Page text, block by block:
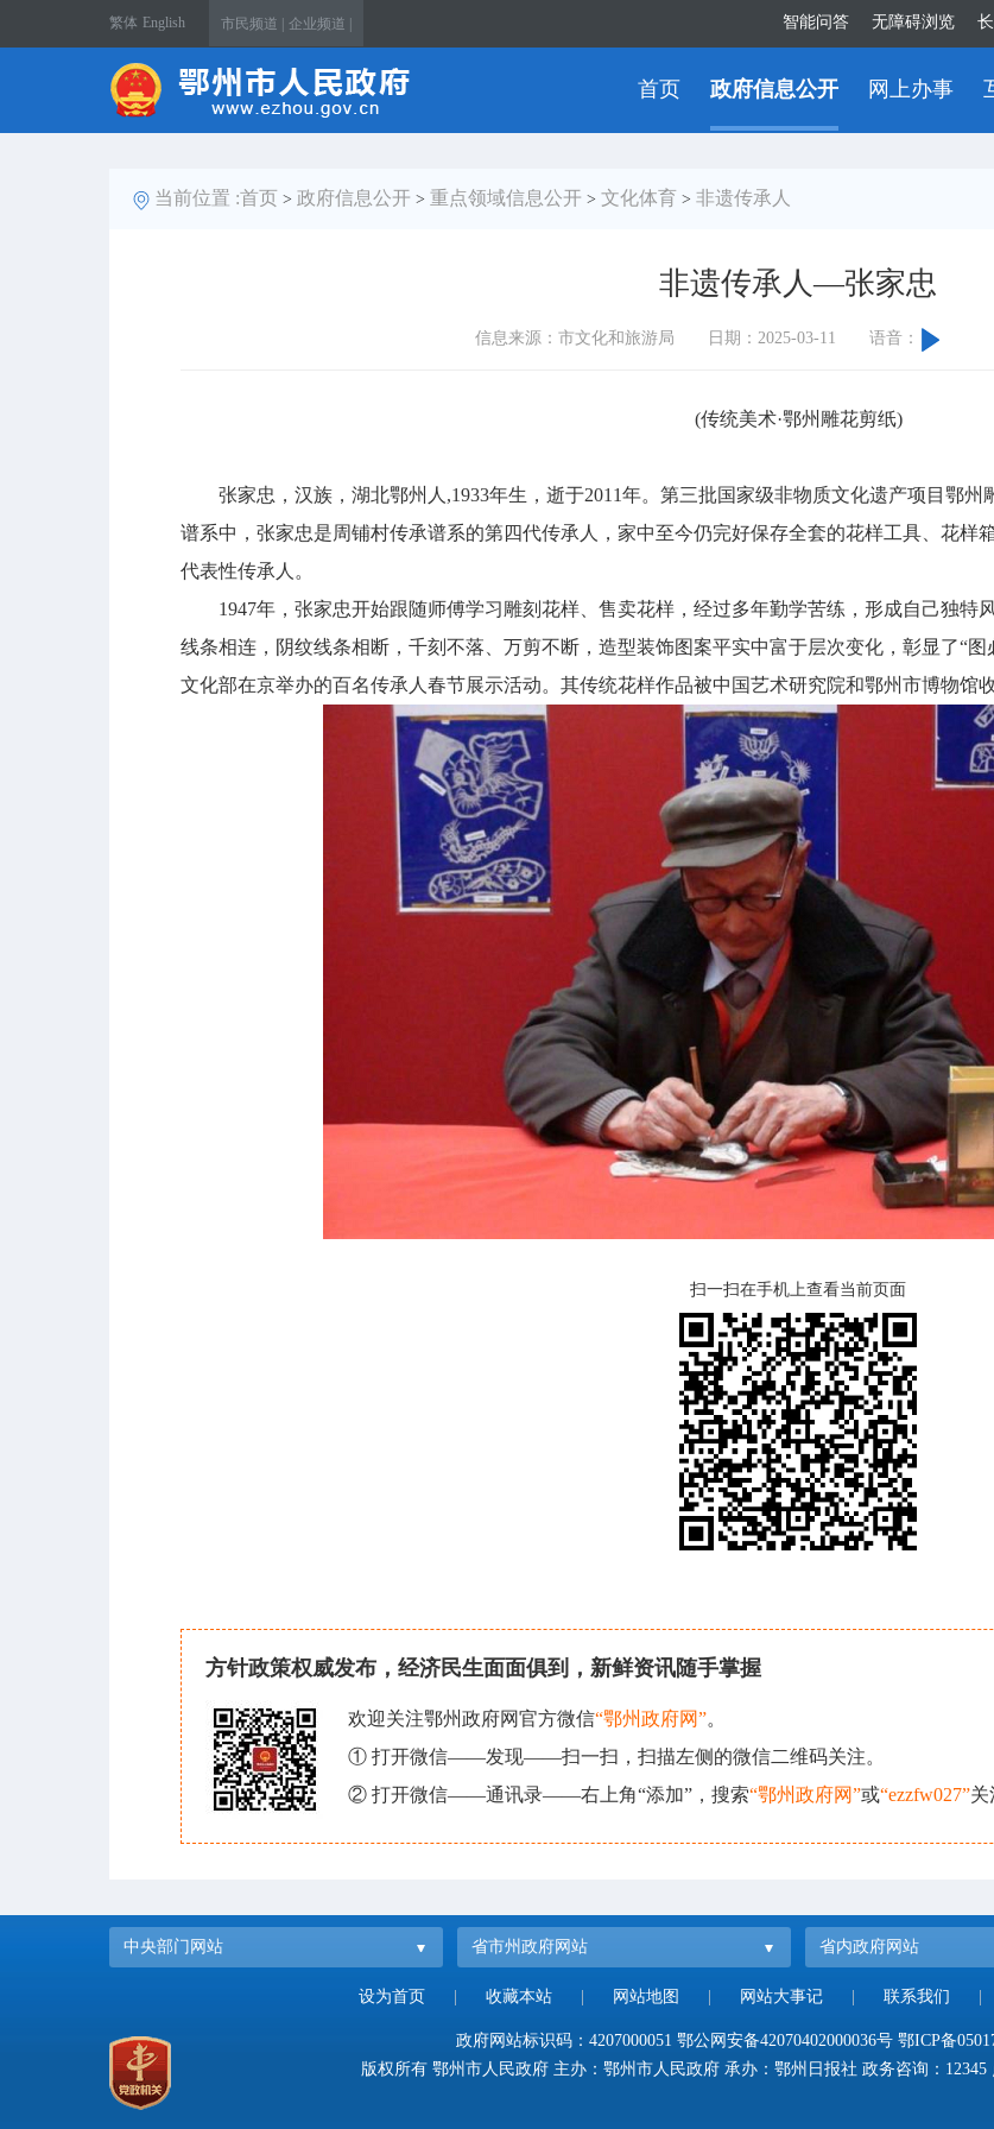
繁体 English 市民频道 | 企业频道 | 智能问答 无障碍浏览
首页 政府信息公开 网上办事
当前位置 :首页 > 政府信息公开 > 重点领域信息公开 > 文化体育 > 非遗传承人
非遗传承人—张家忠
信息来源：市文化和旅游局 日期：2025-03-11 语音：
(传统美术·鄂州雕花剪纸)
张家忠，汉族，湖北鄂州人,1933年生，逝于2011年。第三批国家级非物质文化遗产项目鄂州
谱系中，张家忠是周铺村传承谱系的第四代传承人，家中至今仍完好保存全套的花样工具、花样
代表性传承人。
1947年，张家忠开始跟随师傅学习雕刻花样、售卖花样，经过多年勤学苦练，形成自己独特
线条相连，阴纹线条相断，千刻不落、万剪不断，造型装饰图案平实中富于层次变化，彰显了“
文化部在京举办的百名传承人春节展示活动。其传统花样作品被中国艺术研究院和鄂州市博物馆收
扫一扫在手机上查看当前页面
方针政策权威发布，经济民生面面俱到，新鲜资讯随手掌握
欢迎关注鄂州政府网官方微信“鄂州政府网”。
① 打开微信——发现——扫一扫，扫描左侧的微信二维码关注。
② 打开微信——通讯录——右上角“添加”，搜索“鄂州政府网”或“ezzfw027”关
中央部门网站 省市州政府网站 省内政府网站
设为首页 收藏本站 网站地图 网站大事记 联系我们
政府网站标识码：4207000051 鄂公网安备42070402000036号 鄂ICP备
版权所有 鄂州市人民政府 主办：鄂州市人民政府 承办：鄂州日报社 政务咨询：12345